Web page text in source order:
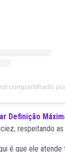
compartilhado
Definição
respeitando
é que ele